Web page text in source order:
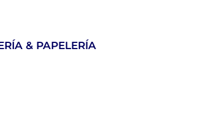
& PAPELERÍA